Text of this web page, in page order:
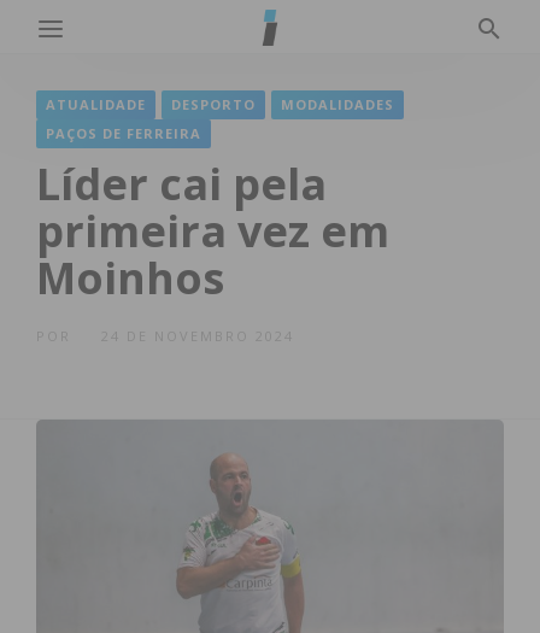
ATUALIDADE DESPORTO
MODALIDADES
PAÇOS DE FERREIRA
Líder cai pela
primeira vez em
Moinhos
24 DE NOVEMBRO 2024